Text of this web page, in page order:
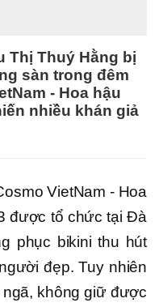
Thị Thuý Hằng bị
sàn trong đêm
- Hoa hậu
nhiều khán giả
VietNam - Hoa
được tổ chức tại Đà
phục bikini thu hút
đẹp. Tuy nhiên
không giữ được